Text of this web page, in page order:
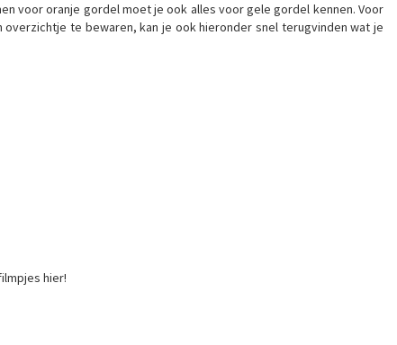
voor oranje gordel moet je ook alles voor gele gordel kennen. Voor
te bewaren, kan je ook hieronder snel terugvinden wat je
hier!